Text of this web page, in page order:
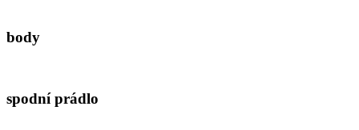
body
spodní prádlo